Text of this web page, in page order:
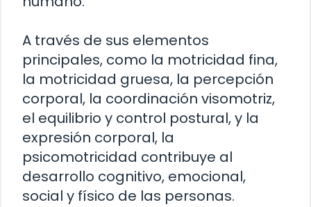
A través de sus elementos
principales, como la motricidad fina,
la motricidad gruesa, la percepción
corporal, la coordinación visomotriz,
el equilibrio y control postural, y la
expresión corporal, la
psicomotricidad contribuye al
desarrollo cognitivo, emocional,
social y físico de las personas.